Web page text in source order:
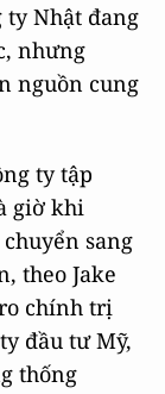
ty Nhật đang
nhưng
nguồn cung
ty tập
giờ khi
sang
theo Jake
chính trị
đầu tư Mỹ,
thống